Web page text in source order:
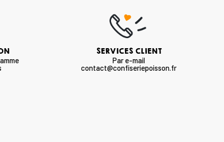
SERVICES CLIENT
Par e-mail
contact@confiseriepoisson.fr